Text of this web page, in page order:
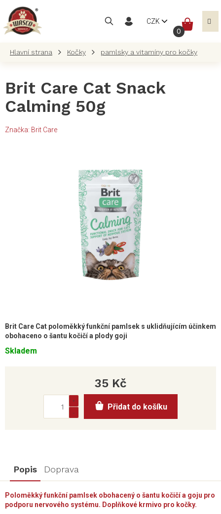
obsah
CZK
Kočky pamlsky a vitamíny pro kočky
Brit Care Cat Snack
Calming 50g
Značka: Brit Care
Skladem
Brit Care Cat poloměkký funkční pamlsek s uklidňujícím účinkem
obohaceno o šantu kočičí a plody goji
35 Kč
cena:
Přidat do košíku
Popis Doprava
Poloměkký funkční pamlsek obohacený o šantu kočičí a goju pro
podporu nervového systému. Doplňkové krmivo pro kočky.